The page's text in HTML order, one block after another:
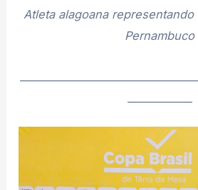
Atleta alagoana
Pernambuco